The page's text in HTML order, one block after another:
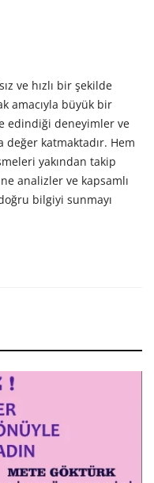
ve hızlı bir şekilde
amacıyla büyük bir
edindiği deneyimler ve
değer katmaktadır. Hem
yakından takip
analizler ve kapsamlı
bilgiyi sunmayı